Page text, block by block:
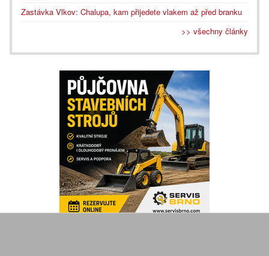
Zastávka Vlkov: Chalupa, kam přijedete vlakem až před branku
>> všechny články